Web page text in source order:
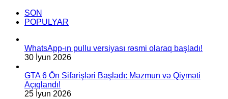
istifadə
oluna
SON
POPULYAR
WhatsApp-ın pullu versiyası rəsmi olaraq başladı!
30 İyun 2026
GTA 6 Ön Sifarişləri Başladı: Məzmun və Qiyməti
Açıqlandı!
25 İyun 2026